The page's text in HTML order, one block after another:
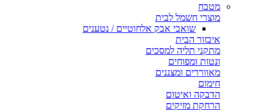
מטבח
מוצרי חשמל לבית
שואבי אבק אלחוטיים / נטענים
איבזור הבית
מתקני תליה למסכים
ונטות ומפוחים
מאווררים ומצננים
חימום
הדבקה ואיטום
הרחקת מזיקים